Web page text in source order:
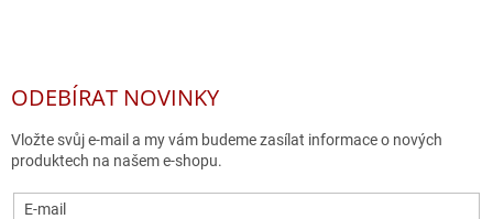
ODEBÍRAT NOVINKY
Vložte svůj e-mail a my vám budeme zasílat informace o nových
produktech na našem e-shopu.
E-mail